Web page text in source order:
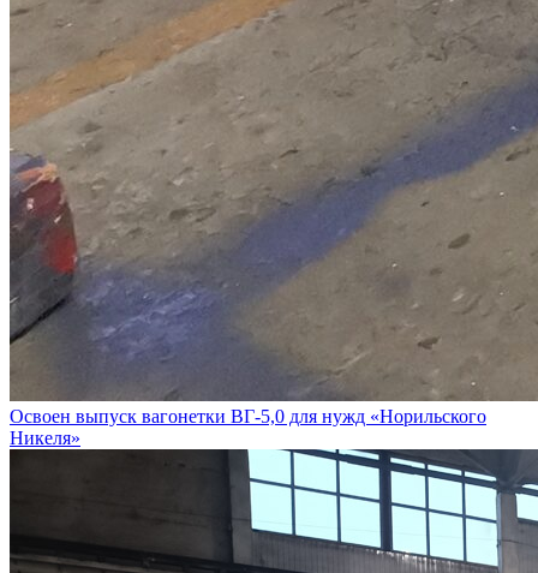
Освоен выпуск вагонетки ВГ‑5,0 для нужд «Норильского
Никеля»